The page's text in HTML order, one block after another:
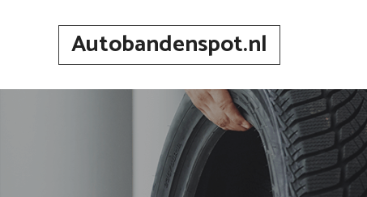
Autobandenspot.nl